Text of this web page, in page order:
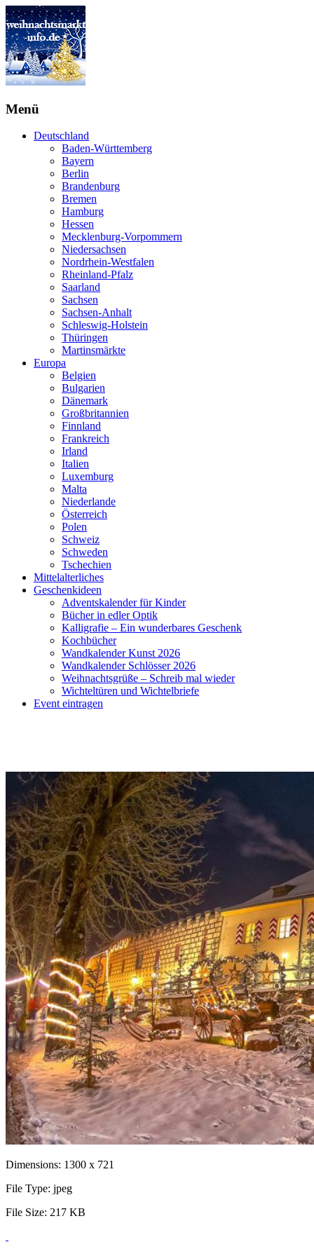
Menü
Deutschland
Baden-Württemberg
Bayern
Berlin
Brandenburg
Bremen
Hamburg
Hessen
Mecklenburg-Vorpommern
Niedersachsen
Nordrhein-Westfalen
Rheinland-Pfalz
Saarland
Sachsen
Sachsen-Anhalt
Schleswig-Holstein
Thüringen
Martinsmärkte
Europa
Belgien
Bulgarien
Dänemark
Großbritannien
Finnland
Frankreich
Irland
Italien
Luxemburg
Malta
Niederlande
Österreich
Polen
Schweiz
Schweden
Tschechien
Mittelalterliches
Geschenkideen
Adventskalender für Kinder
Bücher in edler Optik
Kalligrafie – Ein wunderbares Geschenk
Kochbücher
Wandkalender Kunst 2026
Wandkalender Schlösser 2026
Weihnachtsgrüße – Schreib mal wieder
Wichteltüren und Wichtelbriefe
Event eintragen
Dimensions: 1300 x 721
File Type: jpeg
File Size: 217 KB